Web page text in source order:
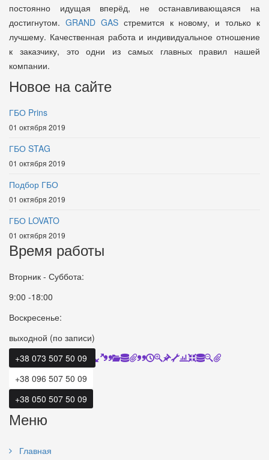
постоянно идущая вперёд, не останавливающаяся на
достигнутом. GRAND GASстремится к новому, и только к
лучшему. Качественная работа и индивидуальное отношение
к заказчику, это одни из самых главных правил нашей
компании.
Новое на сайте
ГБО Prins
01 октября 2019
ГБО STAG
01 октября 2019
Подбор ГБО
01 октября 2019
ГБО LOVATO
01 октября 2019
Время работы
Вторник - Суббота:
9:00 -18:00
Воскресенье:
выходной (по записи)
+38 073 507 50 09
+38 096 507 50 09
+38 050 507 50 09
Меню
Главная